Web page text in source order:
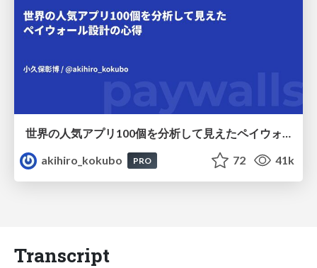
akihiro_kokubo
PRO 72 41k
Transcript